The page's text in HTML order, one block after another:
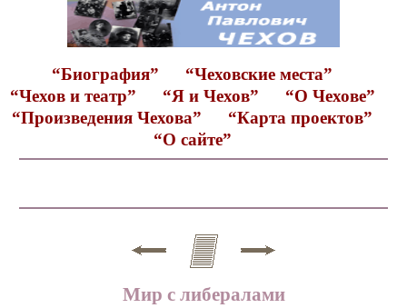
“Биография”
“Чеховские места”
“Чехов и театр”
“Я и Чехов”
“О Чехове”
“Произведения Чехова”
“Карта проектов”
“О сайте”
Мир с либералами